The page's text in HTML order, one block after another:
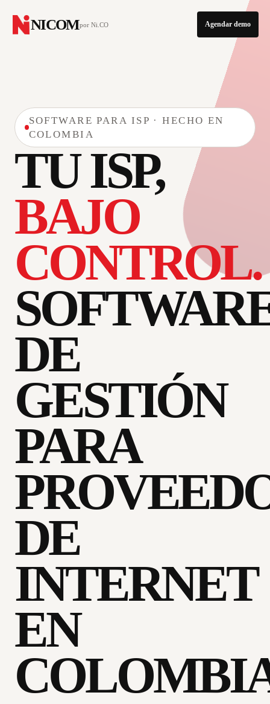
NICOMpor Ni.CO Agendar demo
SOFTWARE PARA ISP · HECHO EN
COLOMBIA
TU ISP,
BAJO
CONTROL.
DE
GESTIÓN
PARA
DE
INTERNET
EN